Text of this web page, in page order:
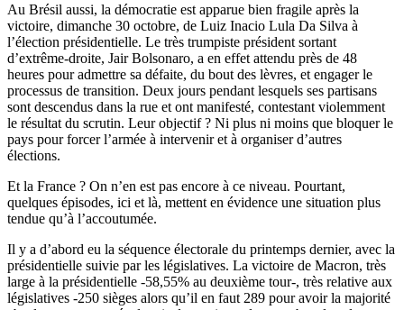
Au Brésil aussi, la démocratie est apparue bien fragile après la
victoire, dimanche 30 octobre, de Luiz Inacio Lula Da Silva à
l’élection présidentielle. Le très trumpiste président sortant
d’extrême-droite, Jair Bolsonaro, a en effet attendu près de 48
heures pour admettre sa défaite, du bout des lèvres, et engager le
processus de transition. Deux jours pendant lesquels ses partisans
sont descendus dans la rue et ont manifesté, contestant violemment
le résultat du scrutin. Leur objectif ? Ni plus ni moins que bloquer le
pays pour forcer l’armée à intervenir et à organiser d’autres
élections.
Et la France ? On n’en est pas encore à ce niveau. Pourtant,
quelques épisodes, ici et là, mettent en évidence une situation plus
tendue qu’à l’accoutumée.
Il y a d’abord eu la séquence électorale du printemps dernier, avec la
présidentielle suivie par les législatives. La victoire de Macron, très
large à la présidentielle -58,55% au deuxième tour-, très relative aux
législatives -250 sièges alors qu’il en faut 289 pour avoir la majorité